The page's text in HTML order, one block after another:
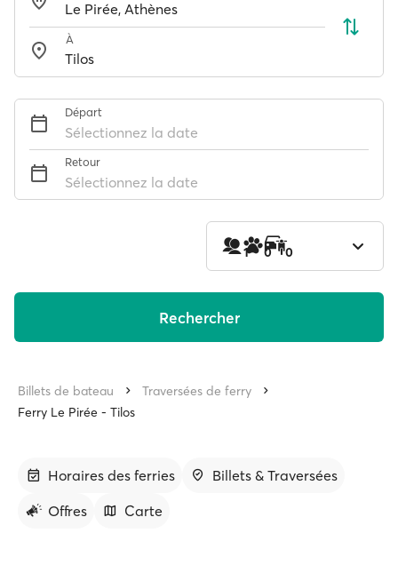
À
Départ
Sélectionnez la date
Retour
Sélectionnez la date
1 0 0
Rechercher
Billets de bateau
Traversées de ferry
Ferry Le Pirée - Tilos
Horaires des ferries
Billets & Traversées
Offres
Carte